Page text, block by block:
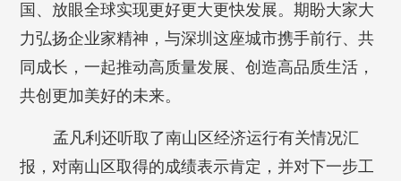
国、放眼全球实现更好更大更快发展。期盼大家大
力弘扬企业家精神，与深圳这座城市携手前行、共
同成长，一起推动高质量发展、创造高品质生活，
共创更加美好的未来。
孟凡利还听取了南山区经济运行有关情况汇
报，对南山区取得的成绩表示肯定，并对下一步工